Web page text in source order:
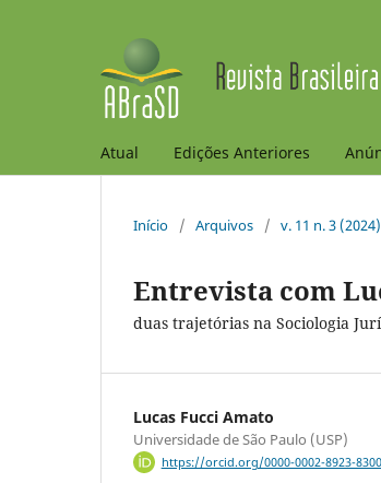
Atual Edições Anteriores
Início / Arquivos / v. 11 n. 3
Entrevista com
duas trajetórias na Sociologia
Lucas Fucci Amato
Universidade de São Paulo (USP)
https://orcid.org/0000-0002-8923-8300